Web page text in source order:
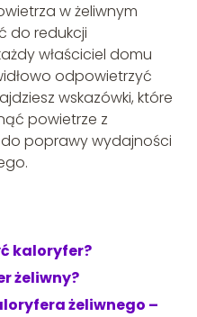
w żeliwnym
do redukcji
właściciel domu
odpowietrzyć
wskazówki, które
powietrze z
poprawy wydajności
kaloryfer?
żeliwny?
żeliwnego –